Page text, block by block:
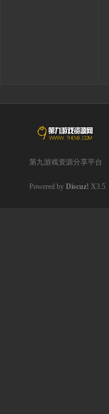
第九游戏资源分享平台
Powered by Discuz! X3.5